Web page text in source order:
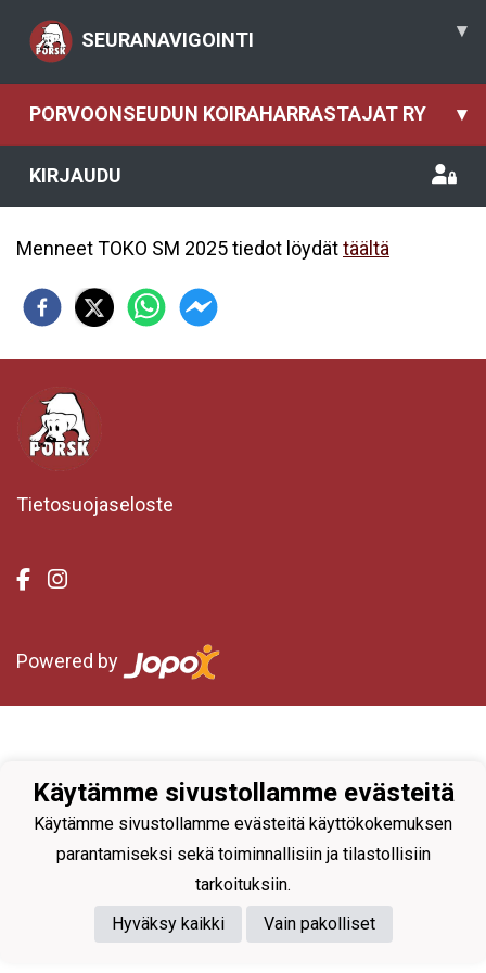
SEURANAVIGOINTI ▾
PORVOONSEUDUN KOIRAHARRASTAJAT RY ▾
KIRJAUDU
Menneet TOKO SM 2025 tiedot löydättäältä
Tietosuojaseloste
Powered by
Käytämme sivustollamme evästeitä
Käytämme sivustollamme evästeitä käyttökokemuksen
parantamiseksi sekä toiminnallisiin ja tilastollisiin
tarkoituksiin.
Hyväksy kaikki
Vain pakolliset